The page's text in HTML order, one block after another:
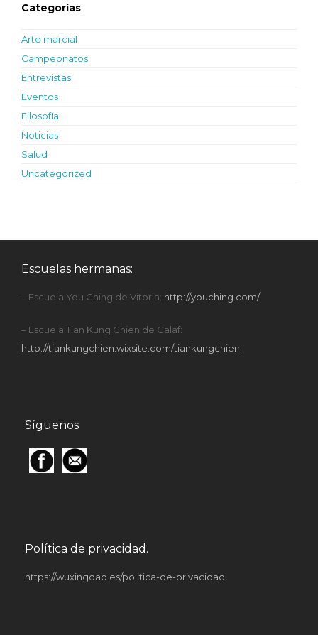
Categorías
Arte marcial
Campeonatos
Entrevistas
Eventos
Filosofía
Noticias
Salud
Uncategorized
Escuelas hermanas:
– Escuela You Ching de Vitoria: http://youching.com/
– Escuela Tian Kung Chien de Calaf:
http://tiankungchien.wixsite.com/tiankungchien
Síguenos
Política de privacidad.
https://wuxingdao.es/politica-de-privacidad